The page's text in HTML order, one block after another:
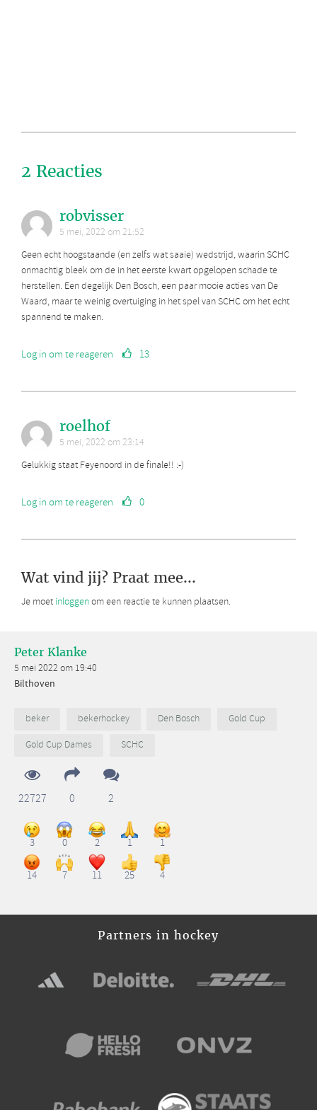
2 Reacties
robvisser
5 mei, 2022 om 21:52
Geen echt hoogstaande (en zelfs wat saaie) wedstrijd, waarin SCHC
onmachtig bleek om de in het eerste kwart opgelopen schade te
herstellen. Een degelijk Den Bosch, een paar mooie acties van De
Waard, maar te weinig overtuiging in het spel van SCHC om het echt
spannend te maken.
Log in om te reageren 13
roelhof
5 mei, 2022 om 23:14
Gelukkig staat Feyenoord in de finale!! :-)
Log in om te reageren 0
Wat vind jij? Praat mee...
Je moet inloggenom een reactie te kunnen plaatsen.
Peter Klanke
5 mei 2022 om 19:40
Bilthoven
beker bekerhockey Den Bosch
Gold Cup
Gold Cup Dames
SCHC
22727 0 2
3 0 2 1 1
14 7 11 25 4
Partners in hockey